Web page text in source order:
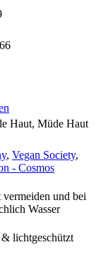
Haut, Müde Haut
, Vegan Society,
- Cosmos
und bei
Wasser
lichtgeschützt